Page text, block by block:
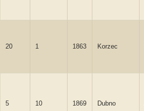
20 1 1863 Korzec
5 10 1869 Dubno